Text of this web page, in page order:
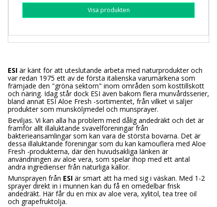
Visa produkten
ESI är känt för att uteslutande arbeta med naturprodukter och
var redan 1975 ett av de första italienska varumärkena som
främjade den "gröna sektorn" inom områden som kosttillskott
och näring. Idag står dock ESI även bakom flera munvårdsserier,
bland annat ESI Aloe Fresh -sortimentet, från vilket vi säljer
produkter som munsköljmedel och munsprayer.
Beviljas. Vi kan alla ha problem med dålig andedräkt och det är
framför allt illaluktande svavelföreningar från
bakterieansamlingar som kan vara de största bovarna. Det är
dessa illaluktande föreningar som du kan kamouflera med Aloe
Fresh -produkterna, där den huvudsakliga länken är
användningen av aloe vera, som spelar ihop med ett antal
andra ingredienser från naturliga källor.
Munsprayen från ESI är smart att ha med sig i väskan. Med 1-2
sprayer direkt in i munnen kan du få en omedelbar frisk
andedräkt. Här får du en mix av aloe vera, xylitol, tea tree oil
och grapefruktolja.